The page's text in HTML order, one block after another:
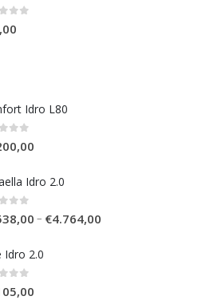
Idro L80
Idro 2.0
– €4.764,00
Idro 2.0